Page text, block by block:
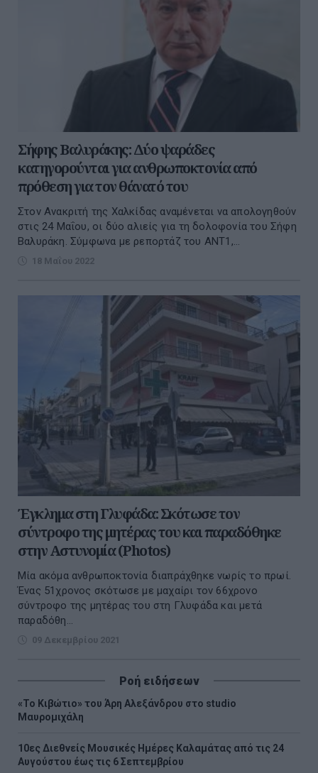
Σήφης Βαλυράκης: Δύο ψαράδες
κατηγορούνται για ανθρωποκτονία από
πρόθεση για τον θάνατό του
Στον Ανακριτή της Χαλκίδας αναμένεται να απολογηθούν
στις 24 Μαΐου, οι δύο αλιείς για τη δολοφονία του Σήφη
Βαλυράκη. Σύμφωνα με ρεπορτάζ του ANT1,...
18 Μαΐου 2022
Έγκλημα στη Γλυφάδα: Σκότωσε τον
σύντροφο της μητέρας του και παραδόθηκε
στην Αστυνομία (Photos)
Μία ακόμα ανθρωποκτονία διαπράχθηκε νωρίς το πρωί.
Ένας 51χρονος σκότωσε με μαχαίρι τον 66χρονο
σύντροφο της μητέρας του στη Γλυφάδα και μετά
παραδόθη...
09 Δεκεμβρίου 2021
Ροή ειδήσεων
«Το Κιβώτιο» του Άρη Αλεξάνδρου στο studio
Μαυρομιχάλη
10ες Διεθνείς Μουσικές Ημέρες Καλαμάτας από τις 24
Αυγούστου έως τις 6 Σεπτεμβρίου